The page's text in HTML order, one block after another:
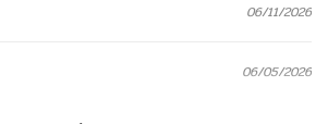
06/11/2026
06/05/2026